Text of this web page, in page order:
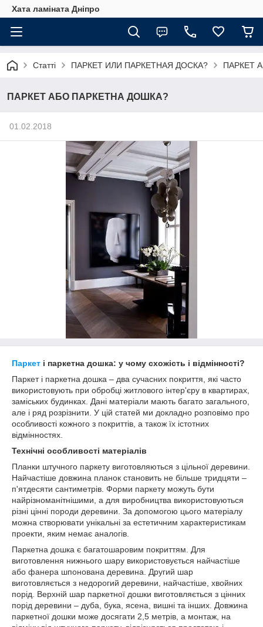
Хата ламіната Дніпро
Статті ПАРКЕТ ИЛИ ПАРКЕТНАЯ ДОСКА? ПАРКЕТ
ПАРКЕТ АБО ПАРКЕТНА ДОШКА?
01.02.2018
Паркет і паркетна дошка: у чому схожість і відмінності?
Паркет і паркетна дошка – два сучасних покриття, які часто
використовують при обробці житлового інтер'єру в квартирах,
заміських будинках. Дані матеріали мають багато загального,
але і ряд розрізнити. У цій статей ми докладно розповімо про
особливості кожного з покриттів, а також їх істотних
відмінностях.
Технічні особливості матеріалів
Планки штучного паркету виготовляються з цільної деревини.
Найчастіше довжина планок становить не більше тридцяти –
п'ятдесяти сантиметрів. Форми паркету можуть бути
найрізноманітнішими, а для виробництва використовуються
різні цінні породи деревини. За допомогою цього матеріалу
можна створювати унікальні за естетичним характеристикам
проекти, яким немає аналогів.
Паркетна дошка є багатошаровим покриттям. Для
виготовлення нижнього шару використовується найчастіше
або фанера шпонована деревина. Другий шар
виготовляється з недорогий деревини, найчастіше, хвойних
порід. Верхній шар паркетної дошки виготовляється з цінних
порід деревини – дуба, бука, ясена, вишні та інших. Довжина
паркетної дошки може досягати 2,5 метрів, а монтаж, на